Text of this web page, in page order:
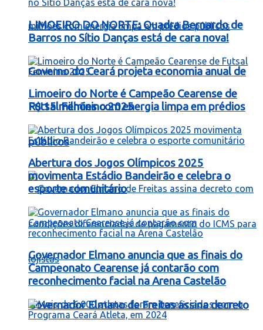
Governo do Ceará projeta economia anual de
R$ 15 milhões com energia limpa em prédios
públicos
Governador Elmano de Freitas assina decreto
LIMOEIRO DO NORTE: Quadra Bernardo de
Barros no Sítio Danças está de cara nova!
Limoeiro do Norte é Campeão Cearense de
Futsal Feminino 2025
Abertura dos Jogos Olímpicos 2025
movimenta Estádio Bandeirão e celebra o
esporte comunitário
Governador Elmano anuncia que as finais do
Campeonato Cearense já contarão com
reconhecimento facial na Arena Castelão